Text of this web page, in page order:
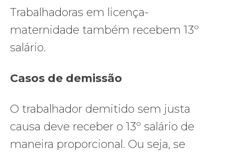
Trabalhadoras em licença-
maternidade também recebem 13º
salário.
Casos de demissão
O trabalhador demitido sem justa
causa deve receber o 13º salário de
maneira proporcional. Ou seja, se